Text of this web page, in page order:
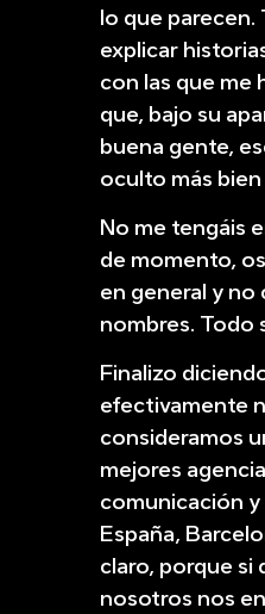
lo que parecen.
explicar
con las que me
que, bajo su
buena gente,
oculto más
No me tengáis
de momento,
en general y no
nombres. Todo
Finalizo
efectivamente
consideramos
mejores
comunicación y
España,
claro, porque si
nosotros nos